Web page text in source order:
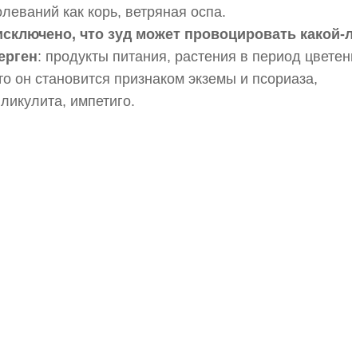
как корь, ветряная оспа.
что зуд может провоцировать какой-
: продукты питания, растения в период
он становится признаком экземы и псориаза,
импетиго.